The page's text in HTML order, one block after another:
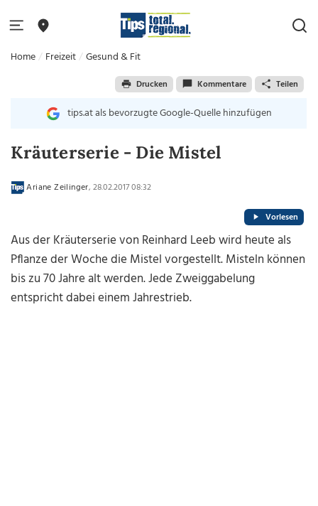
Home Freizeit Gesund & Fit
Drucken Kommentare Teilen
tips.at als bevorzugte Google-Quelle hinzufügen
Kräuterserie - Die Mistel
Ariane Zeilinger, 28.02.2017 08:32
Vorlesen
Aus der Kräuterserie von Reinhard Leeb wird heute als
Pflanze der Woche die Mistel vorgestellt. Misteln können
bis zu 70 Jahre alt werden. Jede Zweiggabelung
entspricht dabei einem Jahrestrieb.